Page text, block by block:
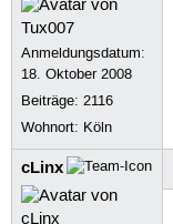
Anmeldungsdatum:
18. Oktober 2008
Beiträge:2116
Wohnort: Köln
cLinx